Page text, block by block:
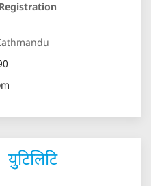
युटिलिटि